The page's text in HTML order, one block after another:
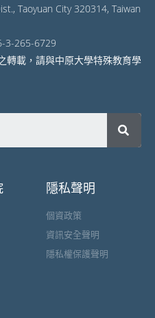
Taoyuan City 320314, Taiwan
3-265-6729
轉載，請與中原大學特殊教育學
隱私聲明
個資政策
資訊安全聲明
隱私權保護聲明